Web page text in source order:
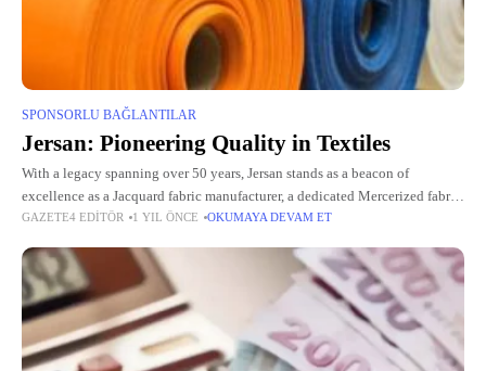
SPONSORLU BAĞLANTILAR
Jersan: Pioneering Quality in Textiles
With a legacy spanning over 50 years, Jersan stands as a beacon of
excellence as a Jacquard fabric manufacturer, a dedicated Mercerized fabric
manufacturer, and a prominent Fabric Production &
GAZETE4 EDITÖR 1 YIL ÖNCE OKUMAYA DEVAM ET